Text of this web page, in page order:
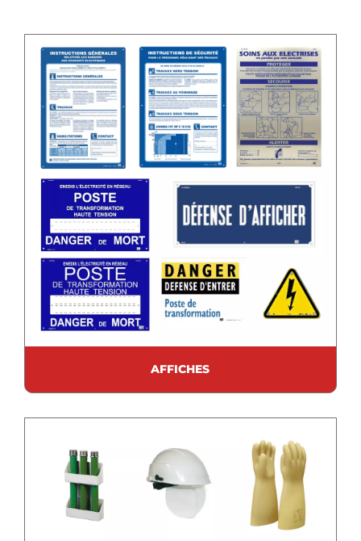
AFFICHES